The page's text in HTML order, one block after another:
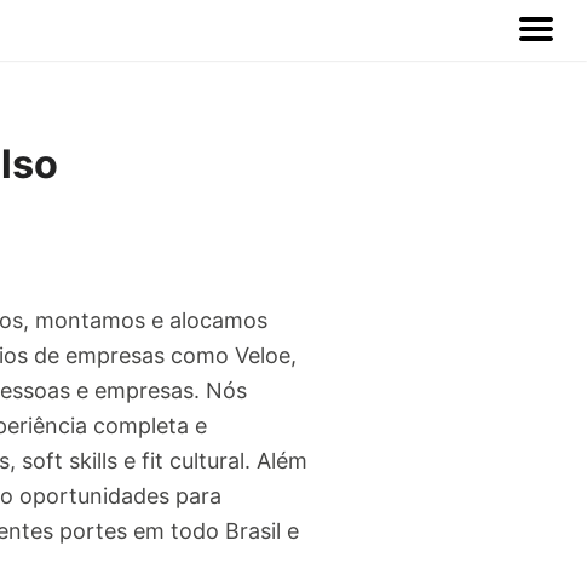
montamos e alocamos
de empresas como Veloe,
e empresas. Nós
completa e
soft skills e fit cultural. Além
oportunidades para
portes em todo Brasil e